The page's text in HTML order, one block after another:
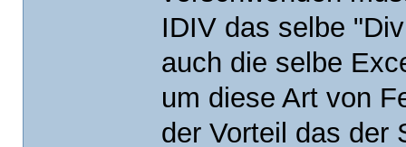
IDIV das selbe
auch die selbe
um diese Art von
der Vorteil das der